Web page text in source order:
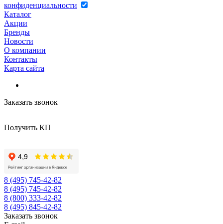
конфиденциальности
Каталог
Акции
Бренды
Новости
О компании
Контакты
Карта сайта
Заказать звонок
Получить КП
8 (495) 745-42-82
8 (495) 745-42-82
8 (800) 333-42-82
8 (495) 845-42-82
Заказать звонок